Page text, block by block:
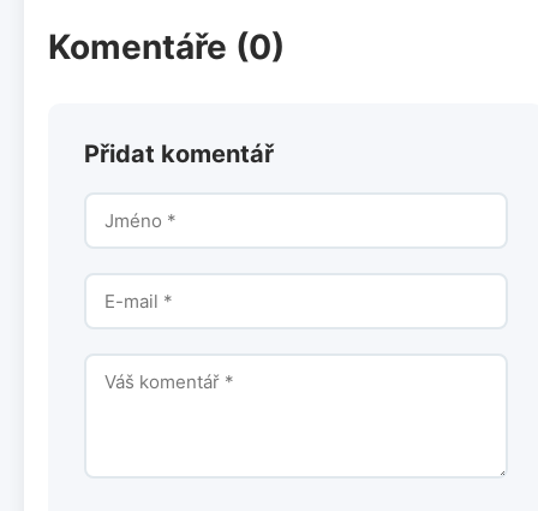
Komentáře (0)
Přidat komentář